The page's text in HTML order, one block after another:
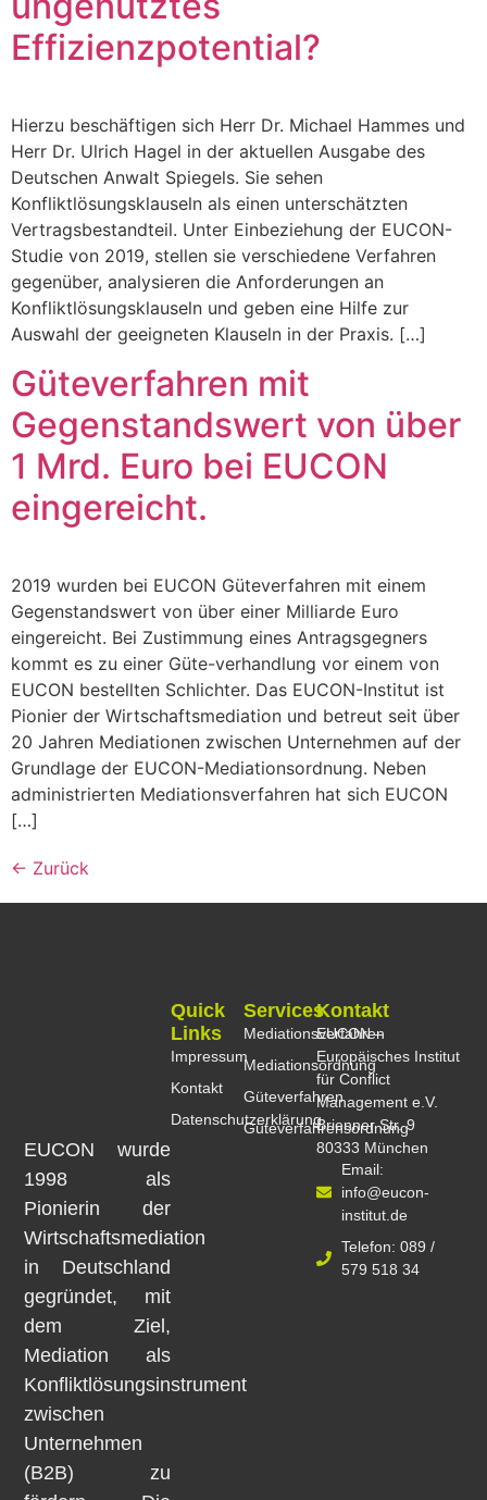
Effizienzpotential?
Hierzu beschäftigen sich Herr Dr. Michael Hammes und
Herr Dr. Ulrich Hagel in der aktuellen Ausgabe des
Deutschen Anwalt Spiegels. Sie sehen
Konfliktlösungsklauseln als einen unterschätzten
Vertragsbestandteil. Unter Einbeziehung der EUCON-
Studie von 2019, stellen sie verschiedene Verfahren
gegenüber, analysieren die Anforderungen an
Konfliktlösungsklauseln und geben eine Hilfe zur
Auswahl der geeigneten Klauseln in der Praxis. […]
Güteverfahren mit
Gegenstandswert von über
1 Mrd. Euro bei EUCON
eingereicht.
2019 wurden bei EUCON Güteverfahren mit einem
Gegenstandswert von über einer Milliarde Euro
eingereicht. Bei Zustimmung eines Antragsgegners
kommt es zu einer Güte-verhandlung vor einem von
EUCON bestellten Schlichter. Das EUCON-Institut ist
Pionier der Wirtschaftsmediation und betreut seit über
20 Jahren Mediationen zwischen Unternehmen auf der
Grundlage der EUCON-Mediationsordnung. Neben
administrierten Mediationsverfahren hat sich EUCON
[…]
← Zurück
EUCON wurde
1998 als
Pionierin der
Wirtschaftsmediation
in Deutschland
gegründet, mit
dem Ziel,
Mediation als
Konfliktlösungsinstrument
zwischen
Unternehmen
(B2B) zu
Services
Mediationsverfahren
Mediationsordnung
Güteverfahren
Güteverfahrensordnung
Quick
Links
Impressum
Kontakt
Datenschutzerklärung
Kontakt
EUCON –
Europäisches Institut
für Conflict
Management e.V.
Brienner Str. 9
80333 München
Email:
info@eucon-
institut.de
Telefon: 089 /
579 518 34